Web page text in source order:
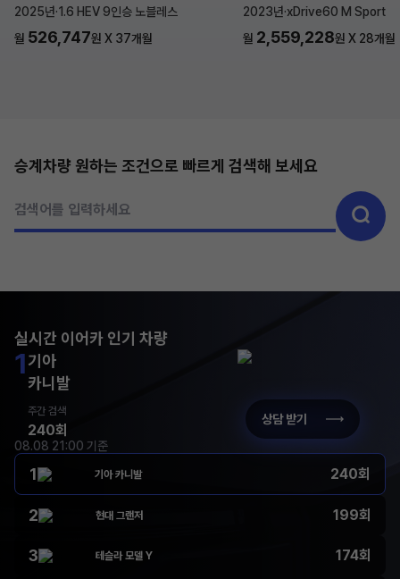
2025년·1.6 HEV 9인승 노블레스
월 526,747원 X 37개월
2023년·xDrive60 M Sport
월 2,559,228원 X 28개월
승계차량 원하는 조건으로 빠르게 검색해 보세요
검색어를 입력하세요
실시간 이어카 인기 차량
1기아
카니발
주간 검색
240회
상담 받기
08.08 21:00 기준
1 기아 카니발 240회
2 현대 그랜저 199회
3 테슬라 모델 Y 174회